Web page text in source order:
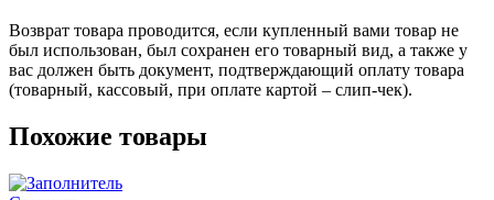
Возврат товара проводится, если купленный вами товар не
был использован, был сохранен его товарный вид, а также у
вас должен быть документ, подтверждающий оплату товара
(товарный, кассовый, при оплате картой – слип-чек).
Похожие товары